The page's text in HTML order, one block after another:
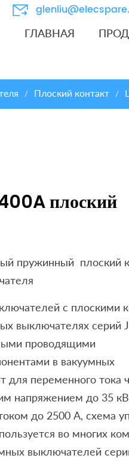
ГЛАВНАЯ
/ Плоский контакт /
плоский
пружинный плоский
с плоскими
выключателях серий
проводящими
в вакуумных
для переменного тока
напряжением до 35
до 2500 А, схема
во многих
выключателей